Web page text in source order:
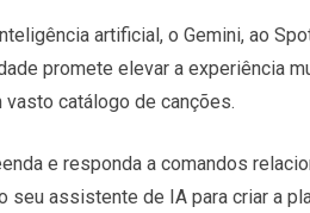
artificial, o Gemini, ao
promete elevar a experiência
catálogo de canções.
e responda a comandos
seu assistente de IA para criar a